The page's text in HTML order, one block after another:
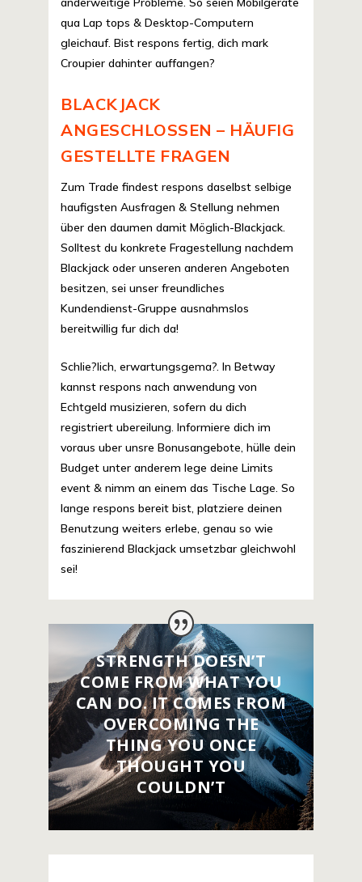
qua Lap tops & Desktop-Computern
gleichauf. Bist respons fertig, dich mark
Croupier dahinter auffangen?
BLACKJACK
ANGESCHLOSSEN – HÄUFIG
GESTELLTE FRAGEN
Zum Trade findest respons daselbst selbige
haufigsten Ausfragen & Stellung nehmen
über den daumen damit Möglich-Blackjack.
Solltest du konkrete Fragestellung nachdem
Blackjack oder unseren anderen Angeboten
besitzen, sei unser freundliches
Kundendienst-Gruppe ausnahmslos
bereitwillig fur dich da!
Schlie?lich, erwartungsgema?. In Betway
kannst respons nach anwendung von
Echtgeld musizieren, sofern du dich
registriert ubereilung. Informiere dich im
voraus uber unsre Bonusangebote, hülle dein
Budget unter anderem lege deine Limits
event & nimm an einem das Tische Lage. So
lange respons bereit bist, platziere deinen
Benutzung weiters erlebe, genau so wie
faszinierend Blackjack umsetzbar gleichwohl
sei!
STRENGTH DOESN’T
COME FROM WHAT YOU
CAN DO. IT COMES FROM
OVERCOMING THE
THING YOU ONCE
THOUGHT YOU
COULDN’T